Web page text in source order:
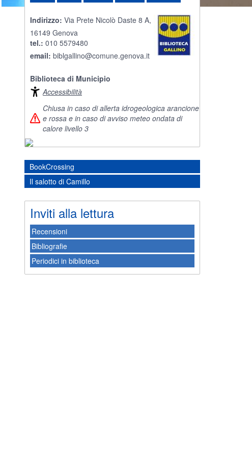
Indirizzo: Via Prete Nicolò Daste 8 A,
16149 Genova
tel.: 010 5579480
email: biblgallino@comune.genova.it
Biblioteca di Municipio
Accessibilità
Chiusa in caso di allerta idrogeologica arancione
e rossa e in caso di avviso meteo ondata di
calore livello 3
BookCrossing
Il salotto di Camillo
Inviti alla lettura
Recensioni
Bibliografie
Periodici in biblioteca